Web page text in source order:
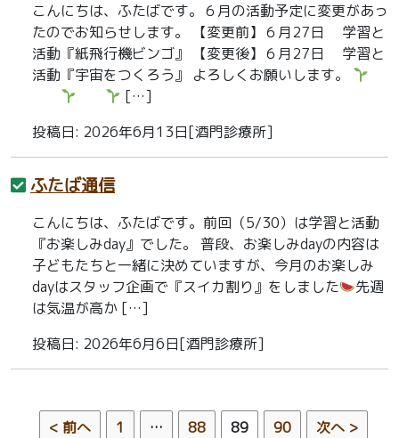
こんにちは、ふたばです。６月の活動予定に変更があっ
たのでお知らせします。 【変更前】６月27日 学習と
活動『紙飛行機ビンゴ』 【変更後】６月27日 学習と
活動『宇宙をつくろう』 よろしくお願いします。
[…]
投稿日: 2026年6月13日[酒門診療所]
ふたば通信
こんにちは、ふたばです。前回（5/30）は学習と活動
『お楽しみday』でした。 普段、お楽しみdayの内容は
子どもたちと一緒に決めていますが、今月のお楽しみ
dayはスタッフ企画で『スイカ割り』をしました
先週
は気温が高か […]
投稿日: 2026年6月6日[酒門診療所]
< 前へ 1 … 88 89 90 次へ >